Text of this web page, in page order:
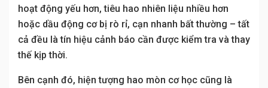
hoạt động yếu hơn, tiêu hao nhiên liệu nhiều hơn
hoặc dầu động cơ bị rò rỉ, cạn nhanh bất thường – tất
cả đều là tín hiệu cảnh báo cần được kiểm tra và thay
thế kịp thời.
Bên cạnh đó, hiện tượng hao mòn cơ học cũng là